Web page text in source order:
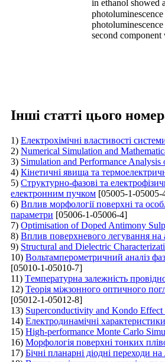
in ethanol showed
second component
Інші статті цього
1) Електрохімічні властивості
2) Numerical Simulation and
3) Simulation and Performance
4) Кінетичні явища та
5) Структурно-фазові та
електронним пучком [05005-1-05005-
6) Вплив морфології поверхні та
параметри [05006-1-05006-4]
7) Optimisation of Doped Antimony
8) Вплив поверхневого легування на
9) Structural and Dielectric
10) Вольтамперометричний аналіз
[05010-1-05010-7]
11) Tемпературна залежність
12) Теорія міжзонного оптичного
[05012-1-05012-8]
13) Superconductivity and Kondo
14) Електродинамічні
15) High-performance Monte Carlo
16) Морфологія поверхні тонких
17) Бічні планарні діодні переходи